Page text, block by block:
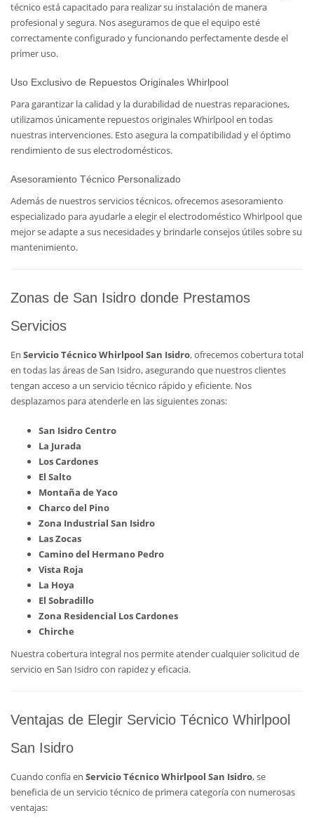
técnico está capacitado para realizar su instalación de manera
profesional y segura. Nos aseguramos de que el equipo esté
correctamente configurado y funcionando perfectamente desde el
primer uso.
Uso Exclusivo de Repuestos Originales Whirlpool
Para garantizar la calidad y la durabilidad de nuestras reparaciones,
utilizamos únicamente repuestos originales Whirlpool en todas
nuestras intervenciones. Esto asegura la compatibilidad y el óptimo
rendimiento de sus electrodomésticos.
Asesoramiento Técnico Personalizado
Además de nuestros servicios técnicos, ofrecemos asesoramiento
especializado para ayudarle a elegir el electrodoméstico Whirlpool que
mejor se adapte a sus necesidades y brindarle consejos útiles sobre su
mantenimiento.
Zonas de San Isidro donde Prestamos
Servicios
En Servicio Técnico Whirlpool San Isidro, ofrecemos cobertura total
en todas las áreas de San Isidro, asegurando que nuestros clientes
tengan acceso a un servicio técnico rápido y eficiente. Nos
desplazamos para atenderle en las siguientes zonas:
San Isidro Centro
La Jurada
Los Cardones
El Salto
Montaña de Yaco
Charco del Pino
Zona Industrial San Isidro
Las Zocas
Camino del Hermano Pedro
Vista Roja
La Hoya
El Sobradillo
Zona Residencial Los Cardones
Chirche
Nuestra cobertura integral nos permite atender cualquier solicitud de
servicio en San Isidro con rapidez y eficacia.
Ventajas de Elegir Servicio Técnico Whirlpool
San Isidro
Cuando confía en Servicio Técnico Whirlpool San Isidro, se
beneficia de un servicio técnico de primera categoría con numerosas
ventajas: